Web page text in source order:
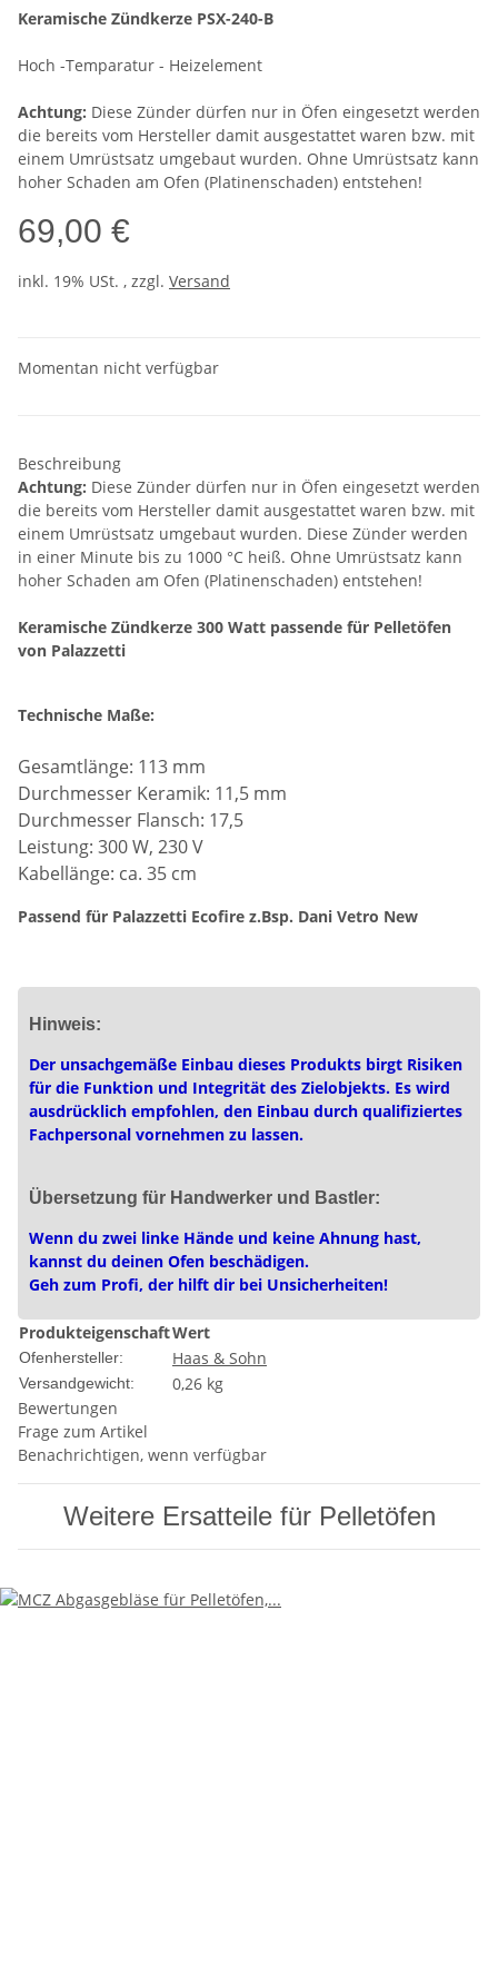
Keramische Zündkerze PSX-240-B
Hoch -Temparatur - Heizelement
Achtung: Diese Zünder dürfen nur in Öfen eingesetzt werden
die bereits vom Hersteller damit ausgestattet waren bzw. mit
einem Umrüstsatz umgebaut wurden. Ohne Umrüstsatz kann
hoher Schaden am Ofen (Platinenschaden) entstehen!
69,00 €
inkl. 19% USt. , zzgl. Versand
Momentan nicht verfügbar
Beschreibung
Achtung: Diese Zünder dürfen nur in Öfen eingesetzt werden
die bereits vom Hersteller damit ausgestattet waren bzw. mit
einem Umrüstsatz umgebaut wurden. Diese Zünder werden
in einer Minute bis zu 1000 °C heiß. Ohne Umrüstsatz kann
hoher Schaden am Ofen (Platinenschaden) entstehen!
Keramische Zündkerze 300 Watt passende für Pelletöfen
von Palazzetti
Technische Maße:
Gesamtlänge: 113 mm
Durchmesser Keramik: 11,5 mm
Durchmesser Flansch: 17,5
Leistung: 300 W, 230 V
Kabellänge: ca. 35 cm
Passend für Palazzetti Ecofire z.Bsp. Dani Vetro New
Hinweis:
Der unsachgemäße Einbau dieses Produkts birgt Risiken
für die Funktion und Integrität des Zielobjekts. Es wird
ausdrücklich empfohlen, den Einbau durch qualifiziertes
Fachpersonal vornehmen zu lassen.
Übersetzung für Handwerker und Bastler:
Wenn du zwei linke Hände und keine Ahnung hast,
kannst du deinen Ofen beschädigen.
Geh zum Profi, der hilft dir bei Unsicherheiten!
ProdukteigenschaftWert
Ofenhersteller: Haas & Sohn
Versandgewicht:
0,26 kg
Bewertungen
Frage zum Artikel
Benachrichtigen, wenn verfügbar
Weitere Ersatteile für Pelletöfen